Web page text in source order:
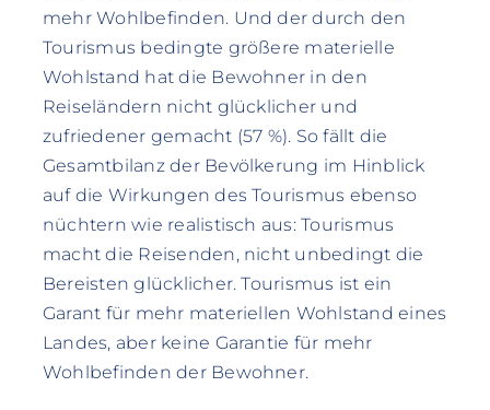
mehr Wohlbefinden. Und der durch den
Tourismus bedingte größere materielle
Wohlstand hat die Bewohner in den
Reiseländern nicht glücklicher und
zufriedener gemacht (57 %). So fällt die
Gesamtbilanz der Bevölkerung im Hinblick
auf die Wirkungen des Tourismus ebenso
nüchtern wie realistisch aus: Tourismus
macht die Reisenden, nicht unbedingt die
Bereisten glücklicher. Tourismus ist ein
Garant für mehr materiellen Wohlstand eines
Landes, aber keine Garantie für mehr
Wohlbefinden der Bewohner.